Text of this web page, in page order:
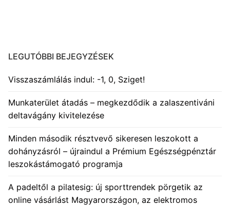
LEGUTÓBBI BEJEGYZÉSEK
Visszaszámlálás indul: -1, 0, Sziget!
Munkaterület átadás – megkezdődik a zalaszentiváni
deltavágány kivitelezése
Minden második résztvevő sikeresen leszokott a
dohányzásról – újraindul a Prémium Egészségpénztár
leszokástámogató programja
A padeltől a pilatesig: új sporttrendek pörgetik az
online vásárlást Magyarországon, az elektromos